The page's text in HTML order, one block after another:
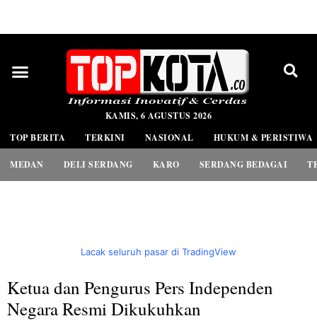
KAMIS, 6 AGUSTUS 2026
TOP BERITA
TERKINI NASIONAL HUKUM & PERISTIWA
MEDAN DELI SERDANG KARO SERDANG BEDAGAI
Lacak seluruh pasar di TradingView
Ketua dan Pengurus Pers Independen
Negara Resmi Dikukuhkan